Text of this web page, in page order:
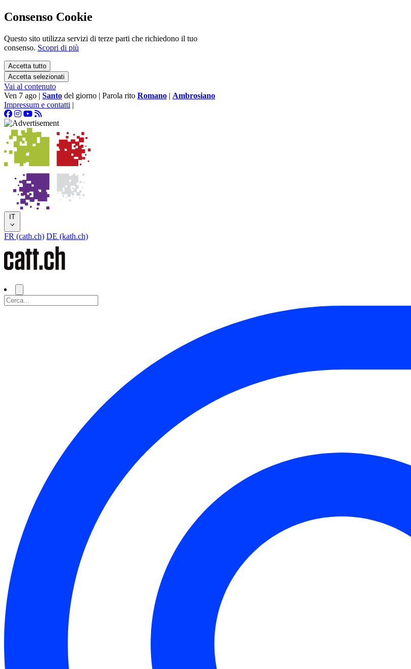
Consenso Cookie
Questo sito utilizza servizi di terze parti che richiedono il tuo
consenso. Scopri di più
Accetta tutto
Accetta selezionati
Vai al contenuto
Ven 7 ago | Santo del giorno | Parola rito Romano | Ambrosiano
Impressum e contatti |
IT
FR (cath.ch) DE (kath.ch)